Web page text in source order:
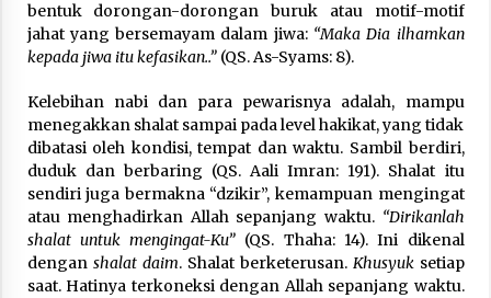
bentuk dorongan-dorongan buruk atau motif-motif
jahat yang bersemayam dalam jiwa: “Maka Dia ilhamkan
kepada jiwa itu kefasikan..”(QS. As-Syams: 8).
Kelebihan nabi dan para pewarisnya adalah, mampu
menegakkan shalat sampai pada level hakikat, yang tidak
dibatasi oleh kondisi, tempat dan waktu. Sambil berdiri,
duduk dan berbaring (QS. Aali Imran: 191). Shalat itu
sendiri juga bermakna “dzikir”, kemampuan mengingat
atau menghadirkan Allah sepanjang waktu. “Dirikanlah
shalat untuk mengingat-Ku” (QS. Thaha: 14). Ini dikenal
dengan shalat daim. Shalat berketerusan. Khusyuksetiap
saat. Hatinya terkoneksi dengan Allah sepanjang waktu.